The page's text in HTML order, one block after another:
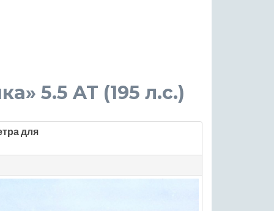
5.5 AT (195 л.с.)
для